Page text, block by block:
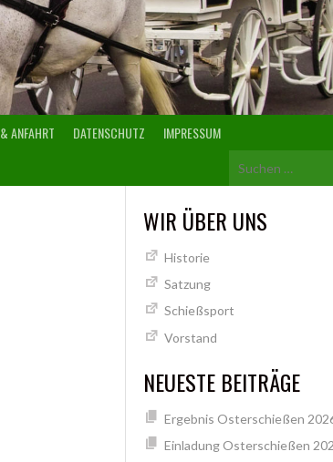
ANFAHRT DATENSCHUTZ IMPRESSUM
WIR ÜBER UNS
Historie
Satzung
Schießsport
Vorstand
NEUESTE BEITRÄGE
Ergebnis Osterschießen
Einladung Osterschießen